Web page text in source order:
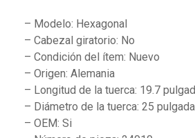
– Modelo: Hexagonal
– Cabezal giratorio: No
– Condición del ítem: Nuevo
– Origen: Alemania
– Longitud de la tuerca: 19.7
– Diámetro de la tuerca: 25
– OEM: Si